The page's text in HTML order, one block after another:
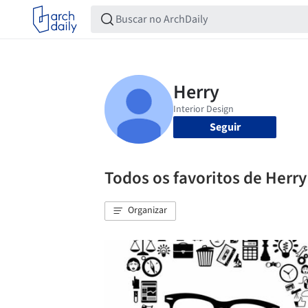
Seguir
Todos os favoritos de Herry
Organizar